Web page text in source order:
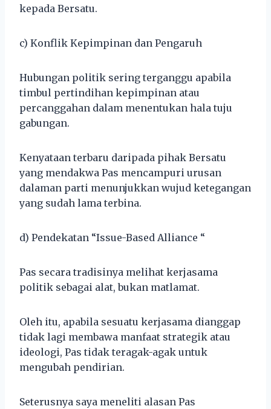
kepada Bersatu.
c) Konflik Kepimpinan dan Pengaruh
Hubungan politik sering terganggu apabila
timbul pertindihan kepimpinan atau
percanggahan dalam menentukan hala tuju
gabungan.
Kenyataan terbaru daripada pihak Bersatu
yang mendakwa Pas mencampuri urusan
dalaman parti menunjukkan wujud ketegangan
yang sudah lama terbina.
d) Pendekatan “Issue-Based Alliance “
Pas secara tradisinya melihat kerjasama
politik sebagai alat, bukan matlamat.
Oleh itu, apabila sesuatu kerjasama dianggap
tidak lagi membawa manfaat strategik atau
ideologi, Pas tidak teragak-agak untuk
mengubah pendirian.
Seterusnya saya meneliti alasan Pas